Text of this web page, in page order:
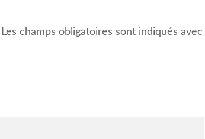
Les champs obligatoires sont indiqués avec